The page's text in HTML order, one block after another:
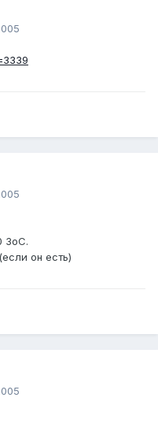
ЗоС.
он есть)